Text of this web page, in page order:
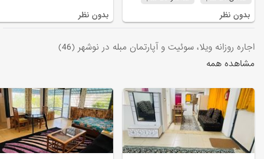
بدون نظر
بدون نظر
اجاره روزانه ویلا، سوئیت و آپارتمان مبله در نوشهر (46)
مشاهده همه